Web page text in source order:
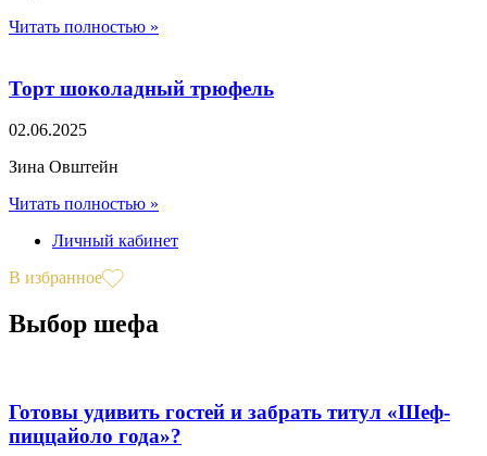
Читать полностью »
Торт шоколадный трюфель
02.06.2025
Зина Овштейн
Читать полностью »
Личный кабинет
В избранное
Выбор шефа
Готовы удивить гостей и забрать титул «Шеф-
пиццайоло года»?